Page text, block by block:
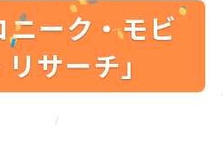
ーク・モビ
サーチ」